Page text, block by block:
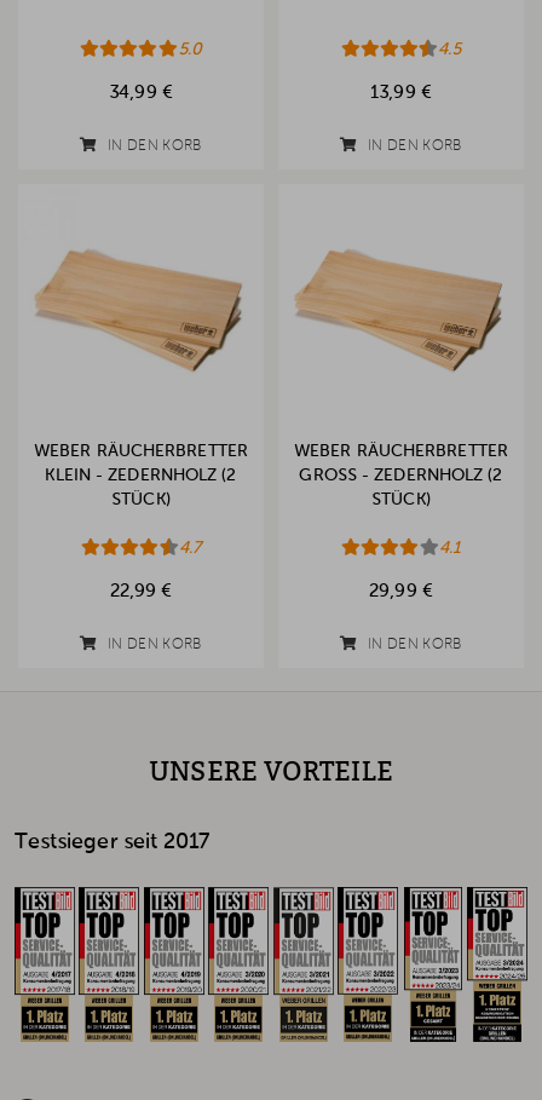
5.0
34,99 €
IN DEN KORB
4.5
13,99 €
IN DEN KORB
WEBER RÄUCHERBRETTER
KLEIN - ZEDERNHOLZ (2
STÜCK)
4.7
22,99 €
IN DEN KORB
WEBER RÄUCHERBRETTER
GROSS - ZEDERNHOLZ (2 S
TÜCK)
4.1
29,99 €
IN DEN KORB
UNSERE VORTEILE
Testsieger seit 2017